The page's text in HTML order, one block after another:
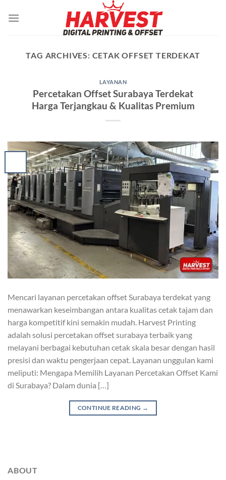
TAG ARCHIVES: CETAK OFFSET TERDEKAT
LAYANAN
Percetakan Offset Surabaya Terdekat
Harga Terjangkau & Kualitas Premium
Mencari layanan percetakan offset Surabaya terdekat yang
menawarkan keseimbangan antara kualitas cetak tajam dan
harga kompetitif kini semakin mudah. Harvest Printing
adalah solusi percetakan offset surabaya terbaik yang
melayani berbagai kebutuhan cetak skala besar dengan hasil
presisi dan waktu pengerjaan cepat. Layanan unggulan kami
meliputi: Mengapa Memilih Layanan Percetakan Offset Kami
di Surabaya? Dalam dunia […]
CONTINUE READING →
ABOUT